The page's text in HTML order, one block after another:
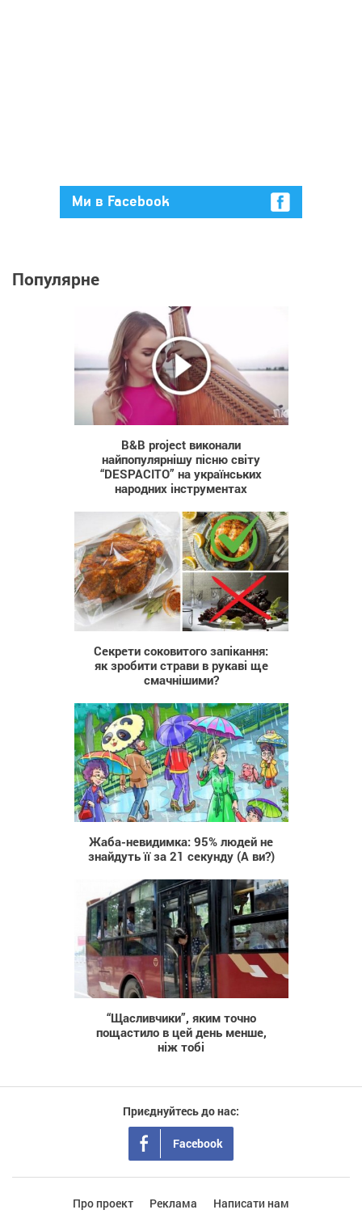
Ми в Facebook
Популярне
621
B&B project виконали
найпопулярнішу пісню світу
“DESPACITO” на українських
народних інструментах
108
Секрети соковитого запікання:
як зробити страви в рукаві ще
смачнішими?
2 329
Жаба-невидимка: 95% людей не
знайдуть її за 21 секунду (А ви?)
783
“Щасливчики”, яким точно
пощастило в цей день менше,
ніж тобі
Приєднуйтесь до нас:
Facebook
Про проект Реклама Написати нам